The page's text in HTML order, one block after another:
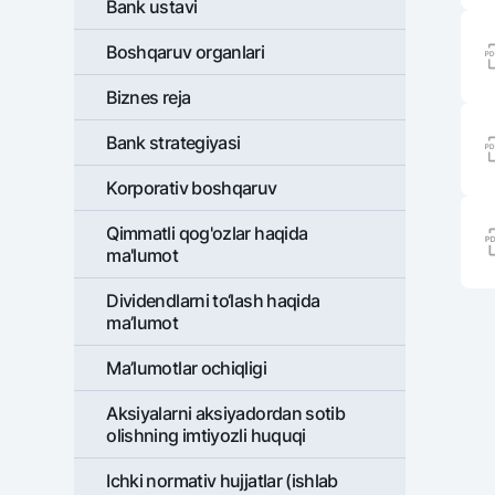
Pul oʻtkazmalari
Tariflar
Ko'p beriladigan savollar
Sayt bo‘yicha qidiring
Qidirish
Foydali havolalar
Ko'p beriladigan savollarMatbuot markaziOfis va
Bizni ijtimoiy tarmoqlarda kuzatib boring
Bank ustavi
Boshqaruv organlari
Biznes reja
Bank stratеgiyasi
Korporativ boshqaruv
Qimmatli qog'ozlar haqida
ma'lumot
Dividеndlarni to‘lash haqida
ma’lumot
Ma’lumotlar ochiqligi
Aksiyalarni aksiyadordan sotib
olishning imtiyozli huquqi
Ichki normativ hujjatlar (ishlab